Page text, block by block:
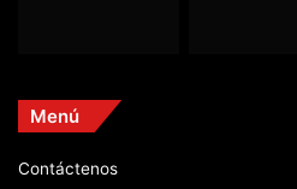
Menú
Contáctenos